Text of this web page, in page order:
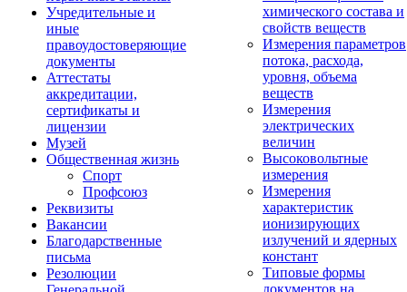
Учредительные и
иные
правоудостоверяющие
документы
Аттестаты
аккредитации,
сертификаты и
лицензии
Музей
Общественная жизнь
Спорт
Профсоюз
Реквизиты
Вакансии
Благодарственные
письма
Резолюции
химического состава и
свойств веществ
Измерения параметров
потока, расхода,
уровня, объема
веществ
Измерения
электрических
величин
Высоковольтные
измерения
Измерения
характеристик
ионизирующих
излучений и ядерных
констант
Типовые формы
документов на